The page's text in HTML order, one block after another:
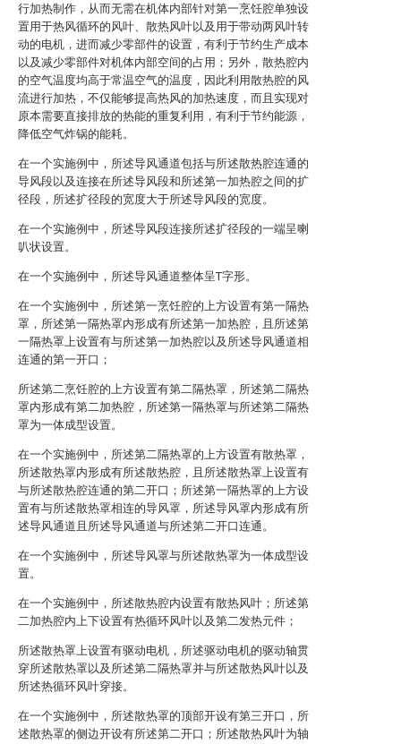
行加热制作，从而无需在机体内部针对第一烹饪腔单独设
置用于热风循环的风叶、散热风叶以及用于带动两风叶转
动的电机，进而减少零部件的设置，有利于节约生产成本
以及减少零部件对机体内部空间的占用；另外，散热腔内
的空气温度均高于常温空气的温度，因此利用散热腔的风
流进行加热，不仅能够提高热风的加热速度，而且实现对
原本需要直接排放的热能的重复利用，有利于节约能源，
降低空气炸锅的能耗。
在一个实施例中，所述导风通道包括与所述散热腔连通的
导风段以及连接在所述导风段和所述第一加热腔之间的扩
径段，所述扩径段的宽度大于所述导风段的宽度。
在一个实施例中，所述导风段连接所述扩径段的一端呈喇
叭状设置。
在一个实施例中，所述导风通道整体呈T字形。
在一个实施例中，所述第一烹饪腔的上方设置有第一隔热
罩，所述第一隔热罩内形成有所述第一加热腔，且所述第
一隔热罩上设置有与所述第一加热腔以及所述导风通道相
连通的第一开口；
所述第二烹饪腔的上方设置有第二隔热罩，所述第二隔热
罩内形成有第二加热腔，所述第一隔热罩与所述第二隔热
罩为一体成型设置。
在一个实施例中，所述第二隔热罩的上方设置有散热罩，
所述散热罩内形成有所述散热腔，且所述散热罩上设置有
与所述散热腔连通的第二开口；所述第一隔热罩的上方设
置有与所述散热罩相连的导风罩，所述导风罩内形成有所
述导风通道且所述导风通道与所述第二开口连通。
在一个实施例中，所述导风罩与所述散热罩为一体成型设
置。
在一个实施例中，所述散热腔内设置有散热风叶；所述第
二加热腔内上下设置有热循环风叶以及第二发热元件；
所述散热罩上设置有驱动电机，所述驱动电机的驱动轴贯
穿所述散热罩以及所述第二隔热罩并与所述散热风叶以及
所述热循环风叶穿接。
在一个实施例中，所述散热罩的顶部开设有第三开口，所
述散热罩的侧边开设有所述第二开口；所述散热风叶为轴